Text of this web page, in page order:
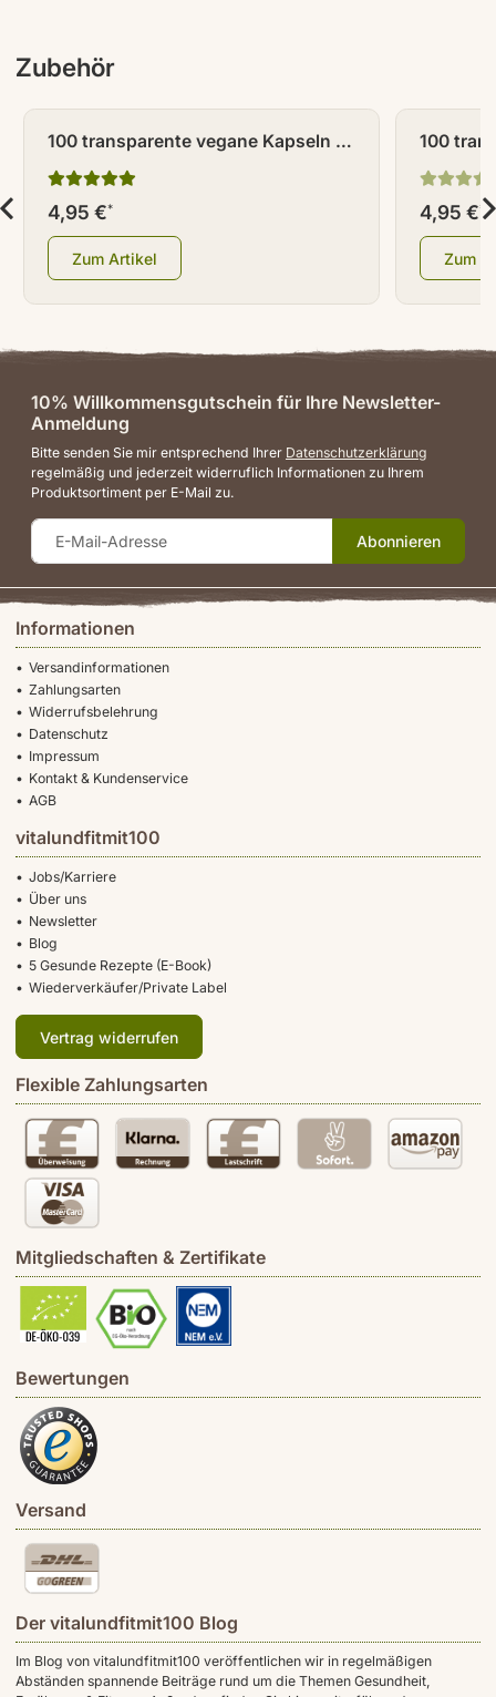
Zubehör
100 transparente vegane Kapseln /
Leerkapseln Größe 0
4,95 €*
Zum Artikel
100
4,95 €*
Zum
Informationen
Versandinformationen
Zahlungsarten
Widerrufsbelehrung
Datenschutz
Impressum
Kontakt & Kundenservice
AGB
vitalundfitmit100
Jobs/Karriere
Über uns
Newsletter
Blog
5 Gesunde Rezepte (E-Book)
Wiederverkäufer/Private Label
Vertrag widerrufen
Flexible Zahlungsarten
Mitgliedschaften & Zertifikate
Bewertungen
Versand
Der vitalundfitmit100 Blog
Im Blog von vitalundfitmit100 veröffentlichen wir in regelmäßigen
Abständen spannende Beiträge rund um die Themen Gesundheit,
10% Willkommensgutschein für Ihre Newsletter-
Anmeldung
Bitte senden Sie mir entsprechend Ihrer Datenschutzerklärung
regelmäßig und jederzeit widerruflich Informationen zu Ihrem
Produktsortiment per E-Mail zu.
Abonnieren